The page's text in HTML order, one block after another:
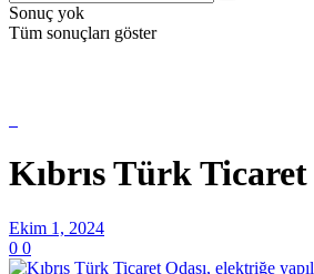
Sonuç yok
Tüm sonuçları göster
Kıbrıs Türk
Ekim 1, 2024
0 0